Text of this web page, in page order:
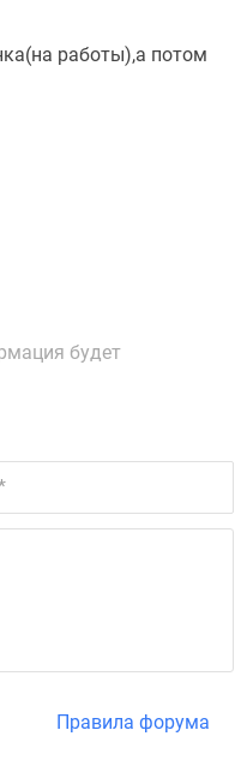
работы),а потом
будет
Правила форума